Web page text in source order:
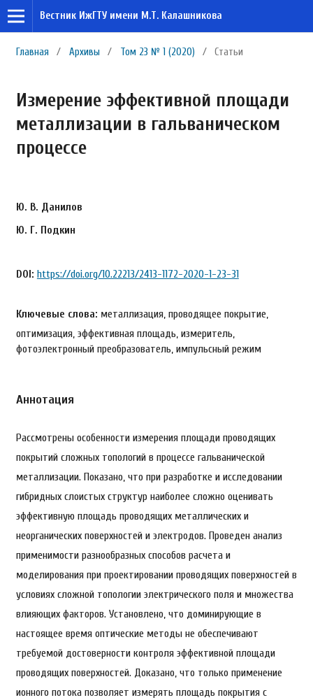
Вестник ИжГТУ имени М.Т. Калашникова
Главная / Архивы / Том 23 № 1 (2020) / Статьи
Измерение эффективной площади
металлизации в гальваническом
процессе
Ю. В. Данилов
Ю. Г. Подкин
DOI: https://doi.org/10.22213/2413-1172-2020-1-23-31
Ключевые слова: металлизация, проводящее покрытие,
оптимизация, эффективная площадь, измеритель,
фотоэлектронный преобразователь, импульсный режим
Аннотация
Рассмотрены особенности измерения площади проводящих
покрытий сложных топологий в процессе гальванической
металлизации. Показано, что при разработке и исследовании
гибридных слоистых структур наиболее сложно оценивать
эффективную площадь проводящих металлических и
неорганических поверхностей и электродов. Проведен анализ
применимости разнообразных способов расчета и
моделирования при проектировании проводящих поверхностей в
условиях сложной топологии электрического поля и множества
влияющих факторов. Установлено, что доминирующие в
настоящее время оптические методы не обеспечивают
требуемой достоверности контроля эффективной площади
проводящих поверхностей. Доказано, что только применение
ионного потока позволяет измерять площадь покрытия с